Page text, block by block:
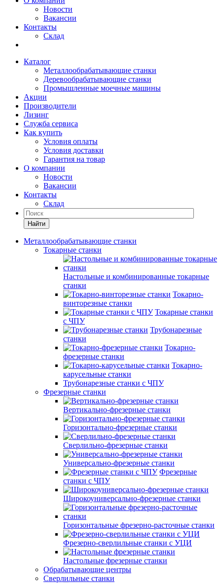
Новости
Вакансии
Контакты
Склад
Каталог
Металлообрабатывающие станки
Деревообрабатывающие станки
Промышленные моечные машины
Акции
Производители
Лизинг
Служба сервиса
Как купить
Условия оплаты
Условия доставки
Гарантия на товар
О компании
Новости
Вакансии
Контакты
Склад
Найти
Металлообрабатывающие станки
Токарные станки
Настольные и комбинированные токарные
станки
Токарно-
винторезные станки
Токарные станки
с ЧПУ
Трубонарезные
станки
Токарно-
фрезерные станки
Токарно-
карусельные станки
Трубонарезные станки с ЧПУ
Фрезерные станки
Вертикально-фрезерные станки
Горизонтально-фрезерные станки
Сверлильно-фрезерные станки
Универсально-фрезерные станки
Фрезерные
станки с ЧПУ
Широкоуниверсально-фрезерные станки
Горизонтальные фрезерно-расточные станки
Фрезерно-сверлильные станки с УЦИ
Настольные фрезерные станки
Обрабатывающие центры
Сверлильные станки